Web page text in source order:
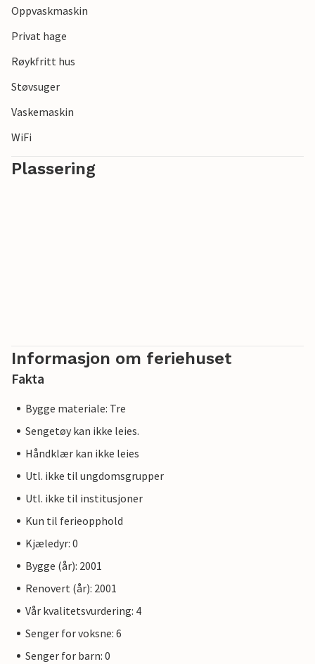
nyte naturen.
Oppvaskmaskin
Privat hage
Røykfritt hus
Støvsuger
Vaskemaskin
WiFi
Plassering
Informasjon om feriehuset
Fakta
Bygge materiale: Tre
Sengetøy kan ikke leies.
Håndklær kan ikke leies
Utl. ikke til ungdomsgrupper
Utl. ikke til institusjoner
Kun til ferieopphold
Kjæledyr: 0
Bygge (år): 2001
Renovert (år): 2001
Vår kvalitetsvurdering: 4
Senger for voksne: 6
Senger for barn: 0